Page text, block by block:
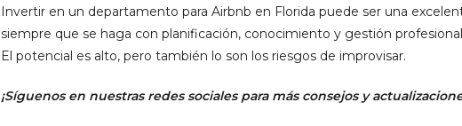
Invertir en un departamento para Airbnb en Florida puede ser una
siempre que se haga con planificación, conocimiento y gestión
El potencial es alto, pero también lo son los riesgos de improvisar.
¡Síguenos en nuestras redes sociales para más consejos y